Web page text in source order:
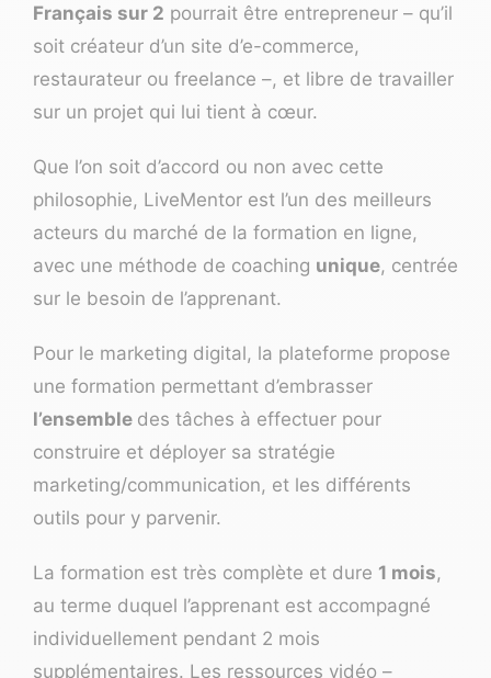
Français sur 2 pourrait être entrepreneur – qu’il
soit créateur d’un site d’e-commerce,
restaurateur ou freelance –, et libre de travailler
sur un projet qui lui tient à cœur.
Que l’on soit d’accord ou non avec cette
philosophie, LiveMentor est l’un des meilleurs
acteurs du marché de la formation en ligne,
avec une méthode de coaching unique, centrée
sur le besoin de l’apprenant.
Pour le marketing digital, la plateforme propose
une formation permettant d’embrasser
l’ensemble des tâches à effectuer pour
construire et déployer sa stratégie
marketing/communication, et les différents
outils pour y parvenir.
La formation est très complète et dure 1 mois,
au terme duquel l’apprenant est accompagné
individuellement pendant 2 mois
supplémentaires. Les ressources vidéo –